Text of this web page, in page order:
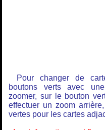
Pour changer de
boutons verts avec
zoomer, sur le bouton
effectuer un zoom
vertes pour les cartes